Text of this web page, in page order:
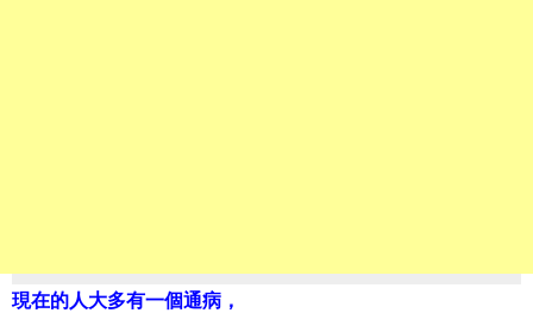
現在的人大多有一個通病，